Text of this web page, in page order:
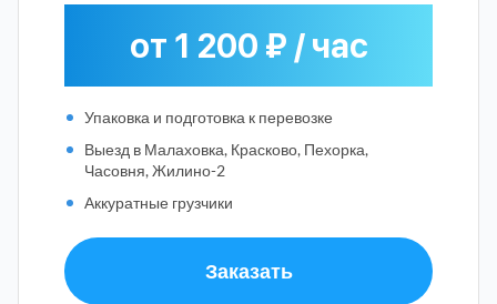
от 1 200 ₽ / час
Упаковка и подготовка к перевозке
Выезд в Малаховка, Красково, Пехорка,
Часовня, Жилино-2
Аккуратные грузчики
Заказать